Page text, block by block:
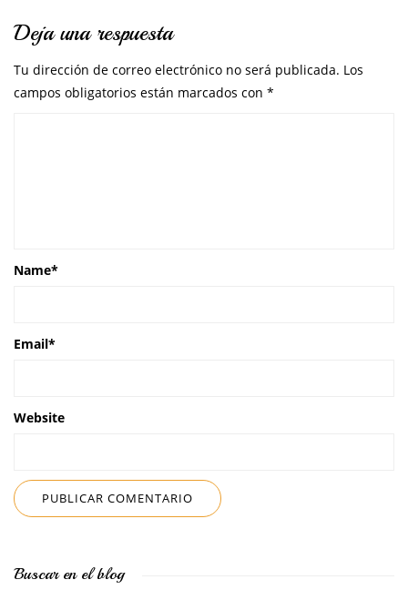
Deja una respuesta
Tu dirección de correo electrónico no será publicada. Los
campos obligatorios están marcados con *
Name*
Email*
Website
Buscar en el blog